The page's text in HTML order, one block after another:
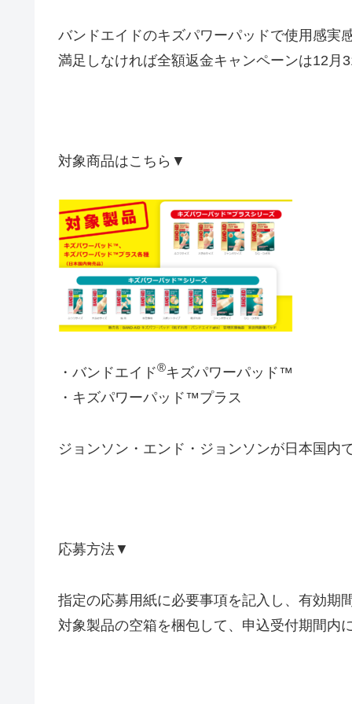
バンドエイドのキズパワーパッドで使用感実
満足しなければ全額返金キャンペーンは12月
対象商品はこちら▼
・バンドエイド®キズパワーパッド™
・キズパワーパッド™プラス
ジョンソン・エンド・ジョンソンが日本国内
応募方法▼
指定の応募用紙に必要事項を記入し、有効期
対象製品の空箱を梱包して、申込受付期間内